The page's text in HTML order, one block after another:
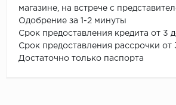
магазине, на встрече с
Одобрение за 1-2 минуты
Срок предоставления кредита от 3
Срок предоставления рассрочки от
Достаточно только паспорта